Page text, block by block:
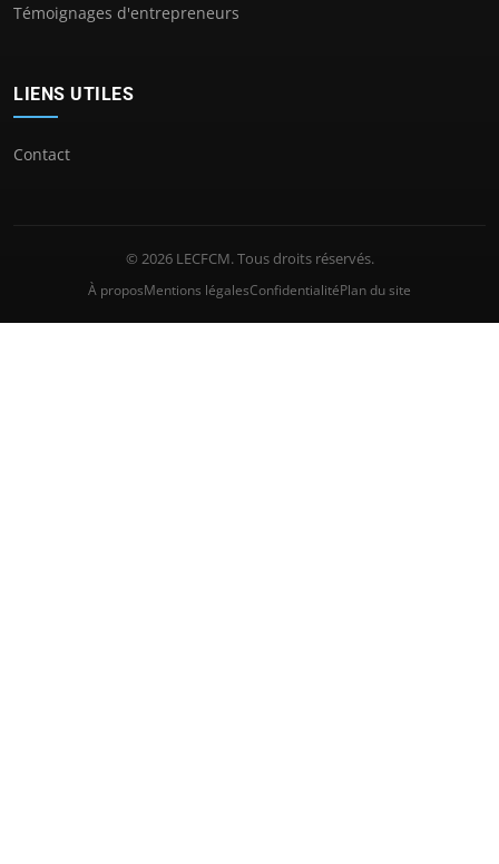
Témoignages d'entrepreneurs
LIENS UTILES
Contact
© 2026 LECFCM. Tous droits réservés.
À proposMentions légalesConfidentialitéPlan du site